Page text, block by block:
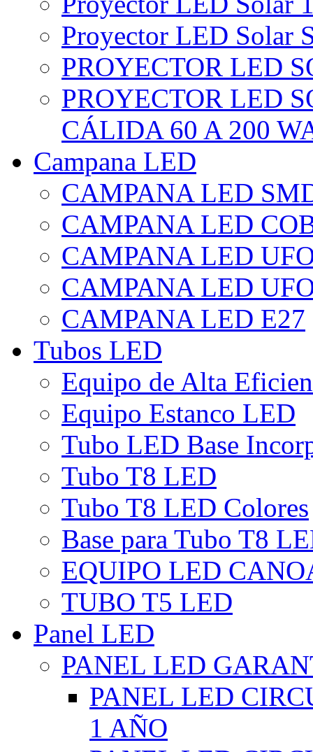
Proyector LED Solar
PROYECTOR LED
PROYECTOR LED
CÁLIDA 60 A 200
Campana LED
CAMPANA LED
CAMPANA LED
CAMPANA LED
CAMPANA LED
CAMPANA LED E27
Tubos LED
Equipo de Alta
Equipo Estanco LED
Tubo LED Base
Tubo T8 LED
Tubo T8 LED Colores
Base para Tubo T8
EQUIPO LED
TUBO T5 LED
Panel LED
PANEL LED
PANEL LED
1 AÑO